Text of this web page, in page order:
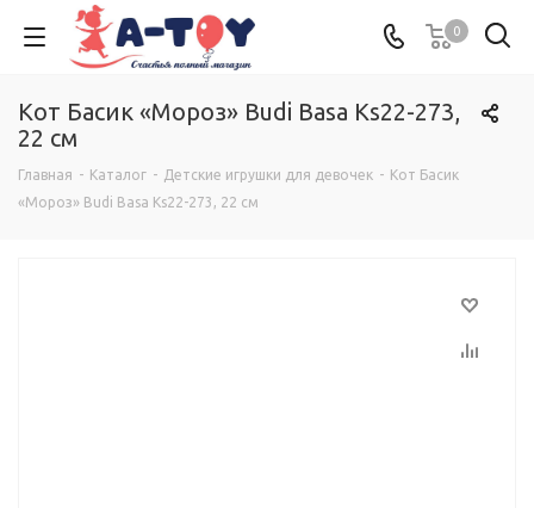
0
Кот Басик «Мороз» Budi Basa Ks22-273,
22 см
Главная - Каталог - Детские игрушки для девочек - Кот Басик
«Мороз» Budi Basa Ks22-273, 22 см